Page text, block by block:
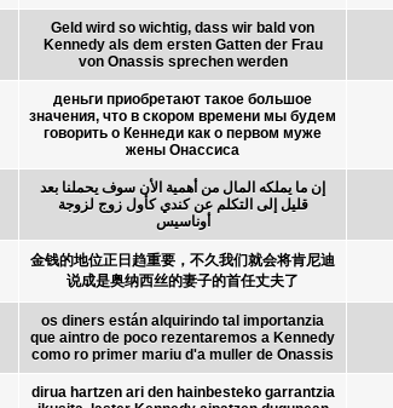
Geld wird so wichtig, dass wir bald von
Kennedy als dem ersten Gatten der Frau
von Onassis sprechen werden
деньги приобретают такое большое
значения, что в скором времени мы будем
говорить о Кеннеди как о первом муже
жены Онассиса
إن ما يملكه المال من أهمية الأن سوف يحملنا بعد
قليل إلى التكلم عن كندي كأول زوج لزوجة
أوناسيس
金钱的地位正日趋重要，不久我们就会将肯尼迪
说成是奥纳西丝的妻子的首任丈夫了
os diners están alquirindo tal importanzia
que aintro de poco rezentaremos a Kennedy
como ro primer mariu d'a muller de Onassis
dirua hartzen ari den hainbesteko garrantzia